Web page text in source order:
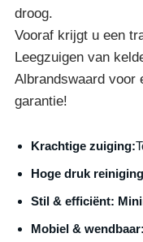
droog.
Vooraf krijgt u een
Leegzuigen van
Albrandswaard voor
garantie!
Krachtige zuiging:
Hoge druk
Stil & efficiënt:
Mobiel &